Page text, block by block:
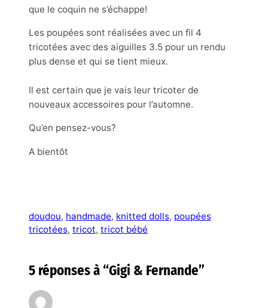
que le coquin ne s’échappe!
Les poupées sont réalisées avec un fil 4
tricotées avec des aiguilles 3.5 pour un rendu
plus dense et qui se tient mieux.
Il est certain que je vais leur tricoter de
nouveaux accessoires pour l’automne.
Qu’en pensez-vous?
A bientôt
doudou, handmade, knitted dolls, poupées
tricotées, tricot, tricot bébé
5 réponses à “Gigi & Fernande”